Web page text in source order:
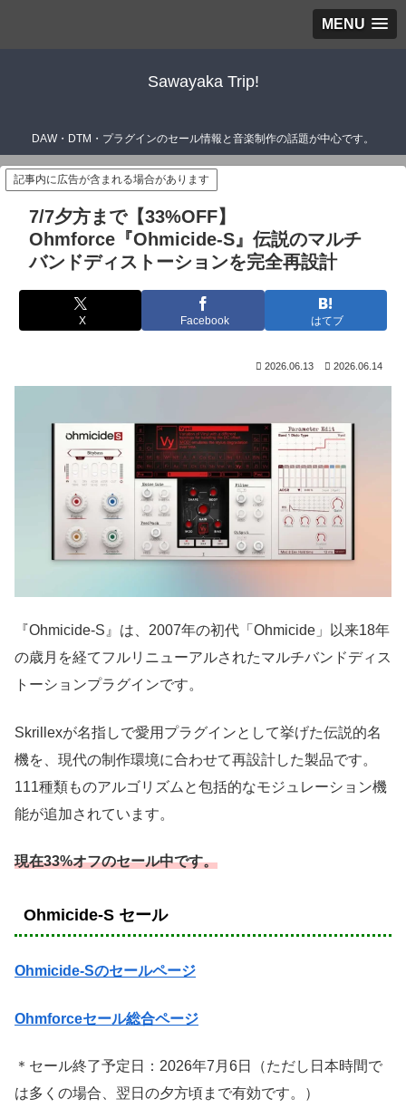
MENU
Sawayaka Trip!
DAW・DTM・プラグインのセール情報と音楽制作の話題が中心です。
記事内に広告が含まれる場合があります
7/7夕方まで【33%OFF】
Ohmforce『Ohmicide-S』伝説のマルチ
バンドディストーションを完全再設計
X Facebook はてブ
2026.06.13 2026.06.14
『Ohmicide-S』は、2007年の初代「Ohmicide」以来18年
の歳月を経てフルリニューアルされたマルチバンドディス
トーションプラグインです。
Skrillexが名指しで愛用プラグインとして挙げた伝説的名
機を、現代の制作環境に合わせて再設計した製品です。
111種類ものアルゴリズムと包括的なモジュレーション機
能が追加されています。
現在33%オフのセール中です。
Ohmicide-S セール
Ohmicide-Sのセールページ
Ohmforceセール総合ページ
＊セール終了予定日：2026年7月6日（ただし日本時間で
は多くの場合、翌日の夕方頃まで有効です。）